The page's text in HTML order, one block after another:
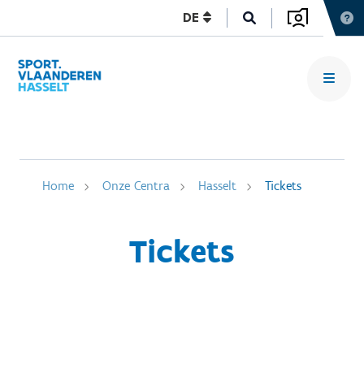
DE
Home Onze Centra Hasselt Tickets
Tickets